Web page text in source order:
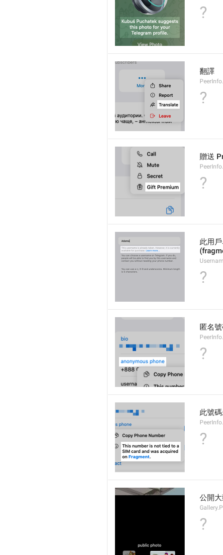
?
翻譯
?
贈送
?
此用
?
匿名
?
此號
?
公開
?